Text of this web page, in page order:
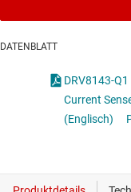
DATENBLATT
DRV8143-Q1 Automotive Half Bridge Driver with Integrated
Current
(Englisch)